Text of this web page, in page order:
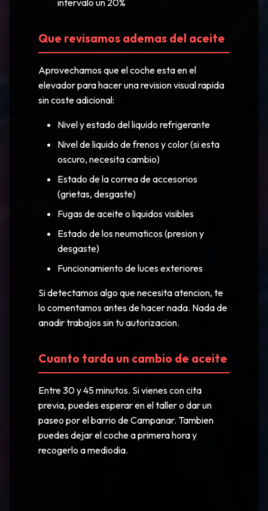
intervalo un 20%
Que revisamos ademas del aceite
Aprovechamos que el coche esta en el
elevador para hacer una revision visual rapida
sin coste adicional:
Nivel y estado del liquido refrigerante
Nivel de liquido de frenos y color (si esta
oscuro, necesita cambio)
Estado de la correa de accesorios
(grietas, desgaste)
Fugas de aceite o liquidos visibles
Estado de los neumaticos (presion y
desgaste)
Funcionamiento de luces exteriores
Si detectamos algo que necesita atencion, te
lo comentamos antes de hacer nada. Nada de
anadir trabajos sin tu autorizacion.
Cuanto tarda un cambio de aceite
Entre 30 y 45 minutos. Si vienes con cita
previa, puedes esperar en el taller o dar un
paseo por el barrio de Campanar. Tambien
puedes dejar el coche a primera hora y
recogerlo a mediodia.